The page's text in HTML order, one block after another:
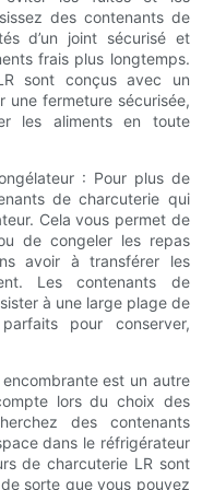
des contenants de
d’un joint sécurisé et
frais plus longtemps.
sont conçus avec un
une fermeture sécurisée,
les aliments en toute
: Pour plus de
de charcuterie qui
Cela vous permet de
de congeler les repas
avoir à transférer les
Les contenants de
à une large plage de
pour conserver,
est un autre
lors du choix des
des contenants
dans le réfrigérateur
de charcuterie LR sont
sorte que vous pouvez